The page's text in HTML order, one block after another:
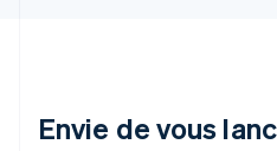
Envie de vous
Japon